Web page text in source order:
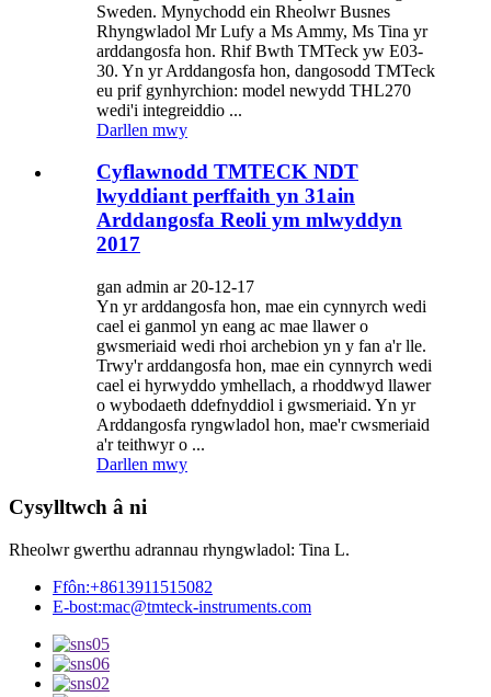
Sweden. Mynychodd ein Rheolwr Busnes
Rhyngwladol Mr Lufy a Ms Ammy, Ms Tina yr
arddangosfa hon. Rhif Bwth TMTeck yw E03-
30. Yn yr Arddangosfa hon, dangosodd TMTeck
eu prif gynhyrchion: model newydd THL270
wedi'i integreiddio ...
Darllen mwy
Cyflawnodd TMTECK NDT
lwyddiant perffaith yn 31ain
Arddangosfa Reoli ym mlwyddyn
2017
gan admin ar 20-12-17
Yn yr arddangosfa hon, mae ein cynnyrch wedi
cael ei ganmol yn eang ac mae llawer o
gwsmeriaid wedi rhoi archebion yn y fan a'r lle.
Trwy'r arddangosfa hon, mae ein cynnyrch wedi
cael ei hyrwyddo ymhellach, a rhoddwyd llawer
o wybodaeth ddefnyddiol i gwsmeriaid. Yn yr
Arddangosfa ryngwladol hon, mae'r cwsmeriaid
a'r teithwyr o ...
Darllen mwy
Cysylltwch â ni
Rheolwr gwerthu adrannau rhyngwladol: Tina L.
Ffôn:+8613911515082
E-bost:mac@tmteck-instruments.com